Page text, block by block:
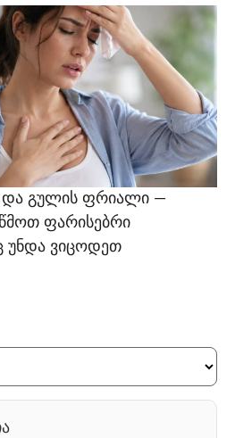
და გულის ფრიალი —
ფარისებრი
უნდა ვიცოდეთ